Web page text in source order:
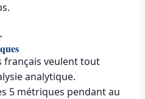
français veulent tout
analytique.
5 métriques pendant au